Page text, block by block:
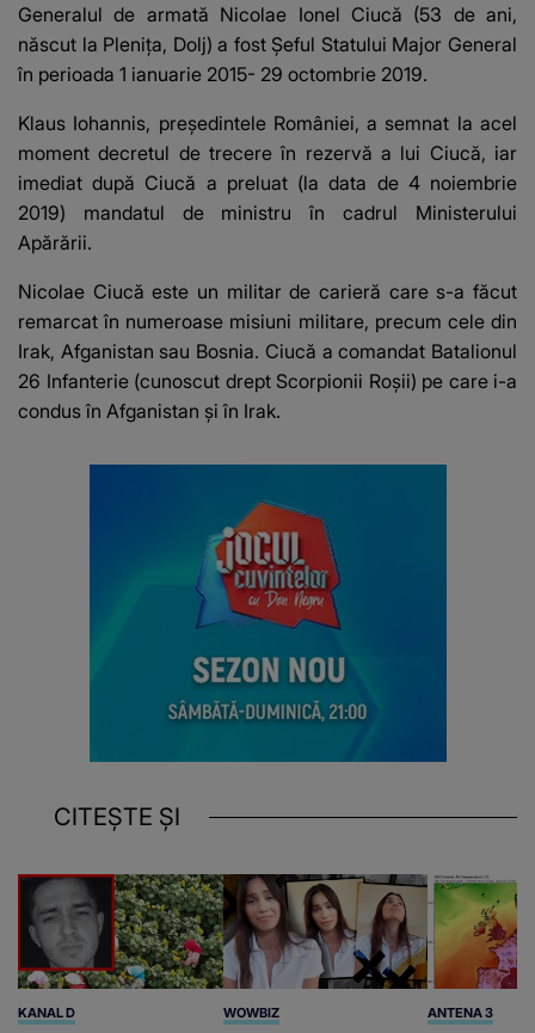
Generalul de armată Nicolae Ionel Ciucă (53 de ani,
născut la Plenița, Dolj)a fost Șeful Statului Major General
în perioada 1 ianuarie 2015- 29 octombrie 2019.
Klaus Iohannis, președintele României, a semnat la acel
moment decretul de trecere în rezervă a lui Ciucă, iar
imediat după Ciucă a preluat (la data de 4 noiembrie
2019) mandatul de ministru în cadrul Ministerului
Apărării.
Nicolae Ciucă este un militar de carieră care s-a făcut
remarcat în numeroase misiuni militare, precum cele din
Irak, Afganistan sau Bosnia. Ciucă a comandat Batalionul
26 Infanterie (cunoscut drept Scorpionii Roșii) pe care i-a
condus în Afganistan și în Irak.
CITEȘTE ȘI
KANAL D WOWBIZ ANTENA 3